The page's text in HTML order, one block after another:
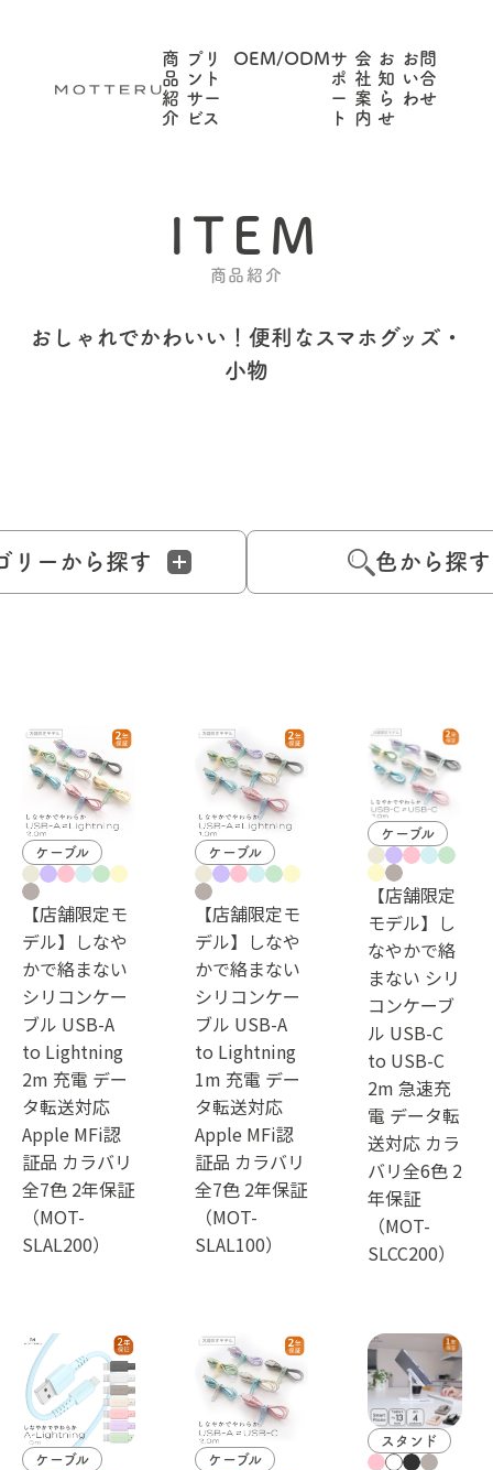
商
品
紹
介
プリ
ント
サー
ビス
OEM/ODMサ
ポ
ー
ト
会
社
案
内
お
知
ら
せ
お問
い合
わせ
ITEM
商品紹介
おしゃれでかわいい！ 便利なスマホグッズ・
小物
リーから探す 色から探す
ケーブル
【店舗限定モ
デル】しなや
かで絡まない
シリコンケー
ブル USB-A
to Lightning
2m 充電 デー
タ転送対応
Apple MFi認
証品 カラバリ
全7色 2年保証
（MOT-
SLAL200）
ケーブル
【店舗限定モ
デル】しなや
かで絡まない
シリコンケー
ブル USB-A
to Lightning
1m 充電 デー
タ転送対応
Apple MFi認
証品 カラバリ
全7色 2年保証
（MOT-
SLAL100）
ケーブル
【店舗限定
モデル】し
なやかで絡
まない シリ
コンケーブ
ル USB-C
to USB-C
2m 急速充
電 データ転
送対応 カラ
バリ全6色 2
年保証
（MOT-
SLCC200）
ケーブル ケーブル
スタンド